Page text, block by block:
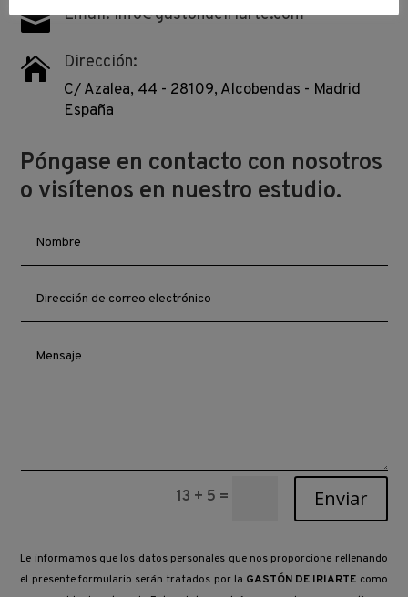
 Email: info@gastondeiriarte.com
 Dirección:
C/ Azalea, 44 - 28109, Alcobendas - Madrid
España
Póngase en contacto con nosotros
o visítenos en nuestro estudio.
13 + 5 = Enviar
Le informamos que los datos personales que nos proporcione rellenando
el presente formulario serán tratados por la GASTÓN DE IRIARTE como